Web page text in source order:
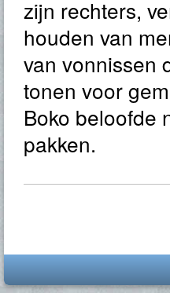
zijn rechters,
houden van
van vonnissen
tonen voor
Boko beloofde
pakken.